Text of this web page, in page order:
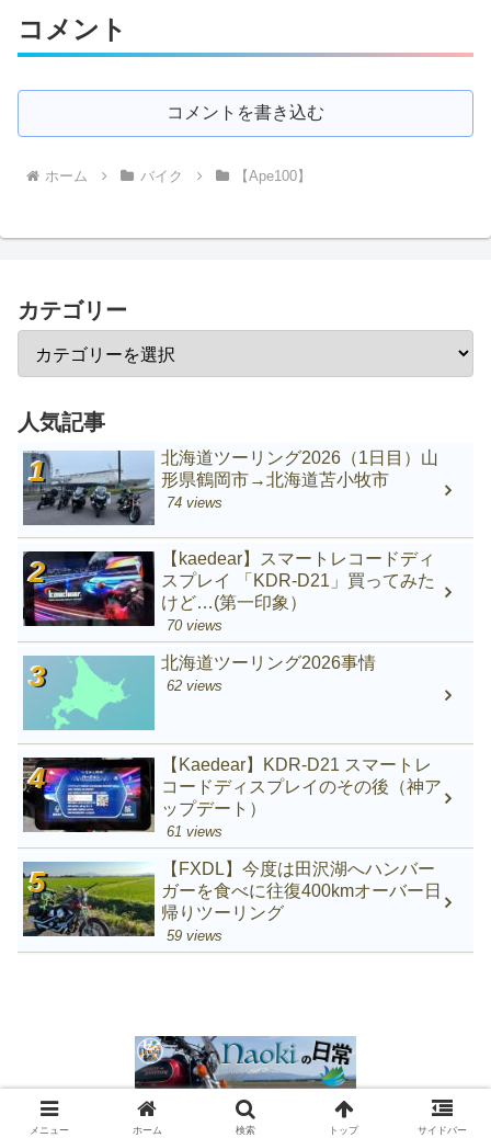
コメント
コメントを書き込む
ホーム バイク 【Ape100】
カテゴリー
人気記事
北海道ツーリング2026（1日目）山
形県鶴岡市→北海道苫小牧市
74 views
【kaedear】スマートレコードディ
スプレイ 「KDR-D21」買ってみた
けど…(第一印象）
70 views
北海道ツーリング2026事情
62 views
【Kaedear】KDR-D21 スマートレ
コードディスプレイのその後（神ア
ップデート）
61 views
【FXDL】今度は田沢湖へハンバー
ガーを食べに往復400kmオーバー日
帰りツーリング
59 views
© 2018-2026 naokiの日常.
メニュー ホーム 検索 トップ サイドバー